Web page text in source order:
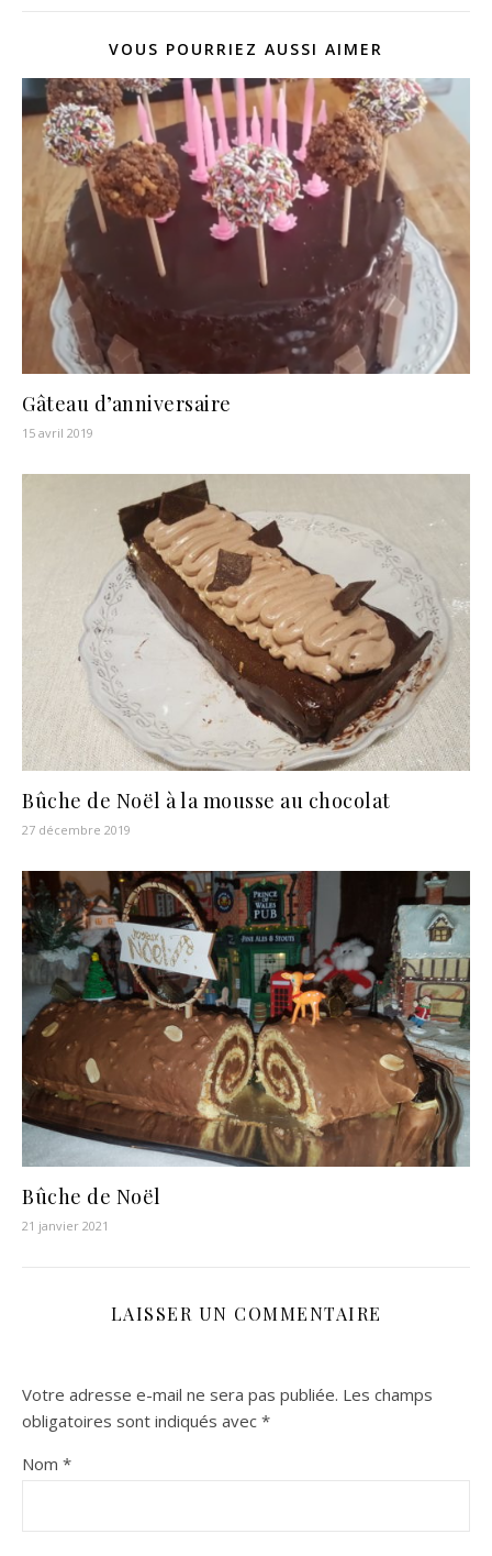
VOUS POURRIEZ AUSSI AIMER
Gâteau d’anniversaire
15 avril 2019
Bûche de Noël à la mousse au chocolat
27 décembre 2019
Bûche de Noël
21 janvier 2021
LAISSER UN COMMENTAIRE
Votre adresse e-mail ne sera pas publiée. Les champs
obligatoires sont indiqués avec *
Nom *